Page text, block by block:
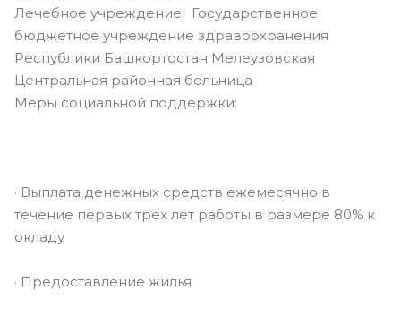
Лечебное учреждение: Государственное
бюджетное учреждение здравоохранения
Республики Башкортостан Мелеузовская
Центральная районная больница
Меры социальной поддержки:
· Выплата денежных средств ежемесячно в
течение первых трех лет работы в размере 80% к
окладу
· Предоставление жилья